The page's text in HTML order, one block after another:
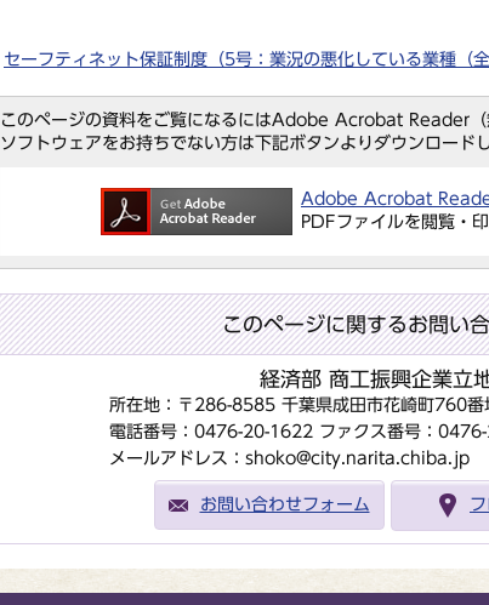
セーフティネット保証制度（5号：業況の悪化している業種（
このページの資料をご覧になるにはAdobe Acrobat Reader（
ソフトウェアをお持ちでない方は下記ボタンよりダウンロード
Adobe Acrobat
PDFファイルを閲覧・
このページに関するお問い
経済部 商工振興企業立
所在地：〒286-8585 千葉県成田市花崎町760番
電話番号：0476-20-1622 ファクス番号：
メールアドレス：shoko@city.narita.chiba.jp
お問い合わせフォーム